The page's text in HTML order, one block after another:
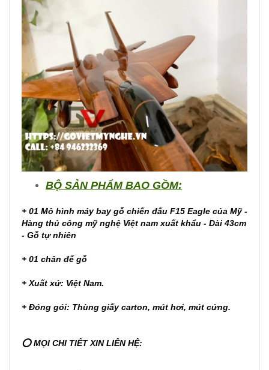
BỘ SẢN PHẨM BAO GỒM:
+ 01 Mô hình máy bay gỗ chiến đấu F15 Eagle của Mỹ -
Hàng thủ công mỹ nghệ Việt nam xuất khẩu - Dài 43cm
- Gỗ tự nhiên
+ 01 chân đế gỗ
+ Xuất xứ: Việt Nam.
+ Đóng gói: Thùng giấy carton, mút hơi, mút cứng.
⭕ MỌI CHI TIẾT XIN LIÊN HỆ: